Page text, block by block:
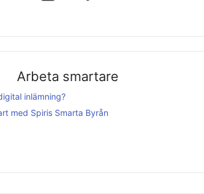
Arbeta smartare
inlämning?
med Spiris Smarta Byrån